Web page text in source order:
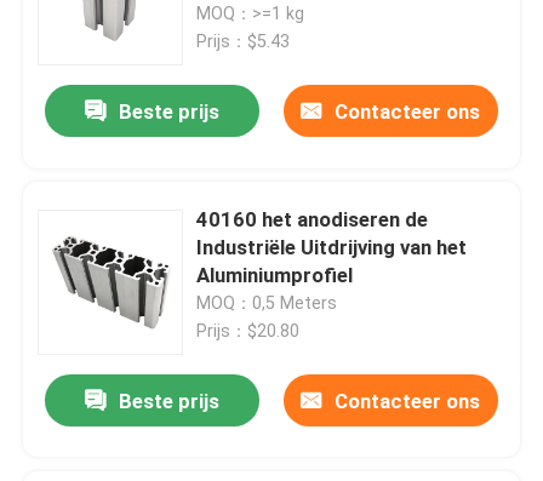
MOQ：>=1 kg
Prijs：$5.43
Beste prijs Contacteer ons
40160 het anodiseren de
Industriële Uitdrijving van het
Aluminiumprofiel
MOQ：0,5 Meters
Prijs：$20.80
Beste prijs Contacteer ons